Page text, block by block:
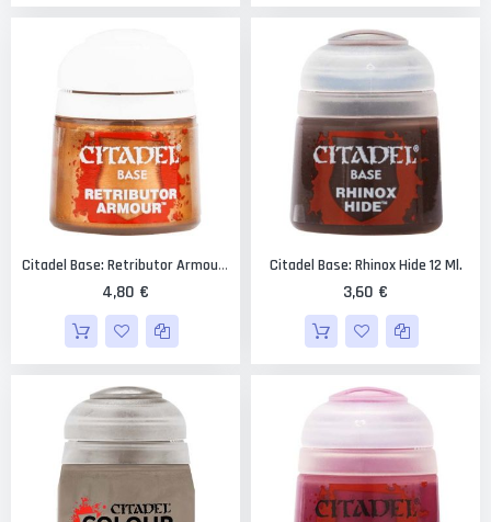
Citadel Base: Retributor Armour 12 Ml.
4,80 €
Citadel Base: Rhinox Hide 12 Ml.
3,60 €